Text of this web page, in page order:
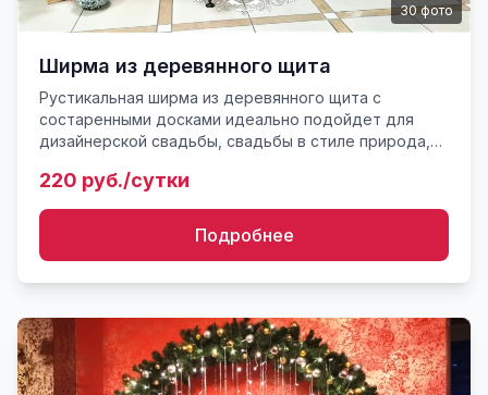
30фото
Ширма из деревянного щита
Рустикальная ширма из деревянного щита с
состаренными досками идеально подойдет для
дизайнерской свадьбы, свадьбы в стиле природа,
деревянным интерьером. Рек...
220 руб./сутки
Подробнее